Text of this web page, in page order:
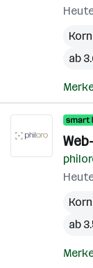
ab
ab